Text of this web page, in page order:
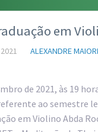
em
ALEXANDRE
de 2021, às 19
ao semestre
em Violino Abda